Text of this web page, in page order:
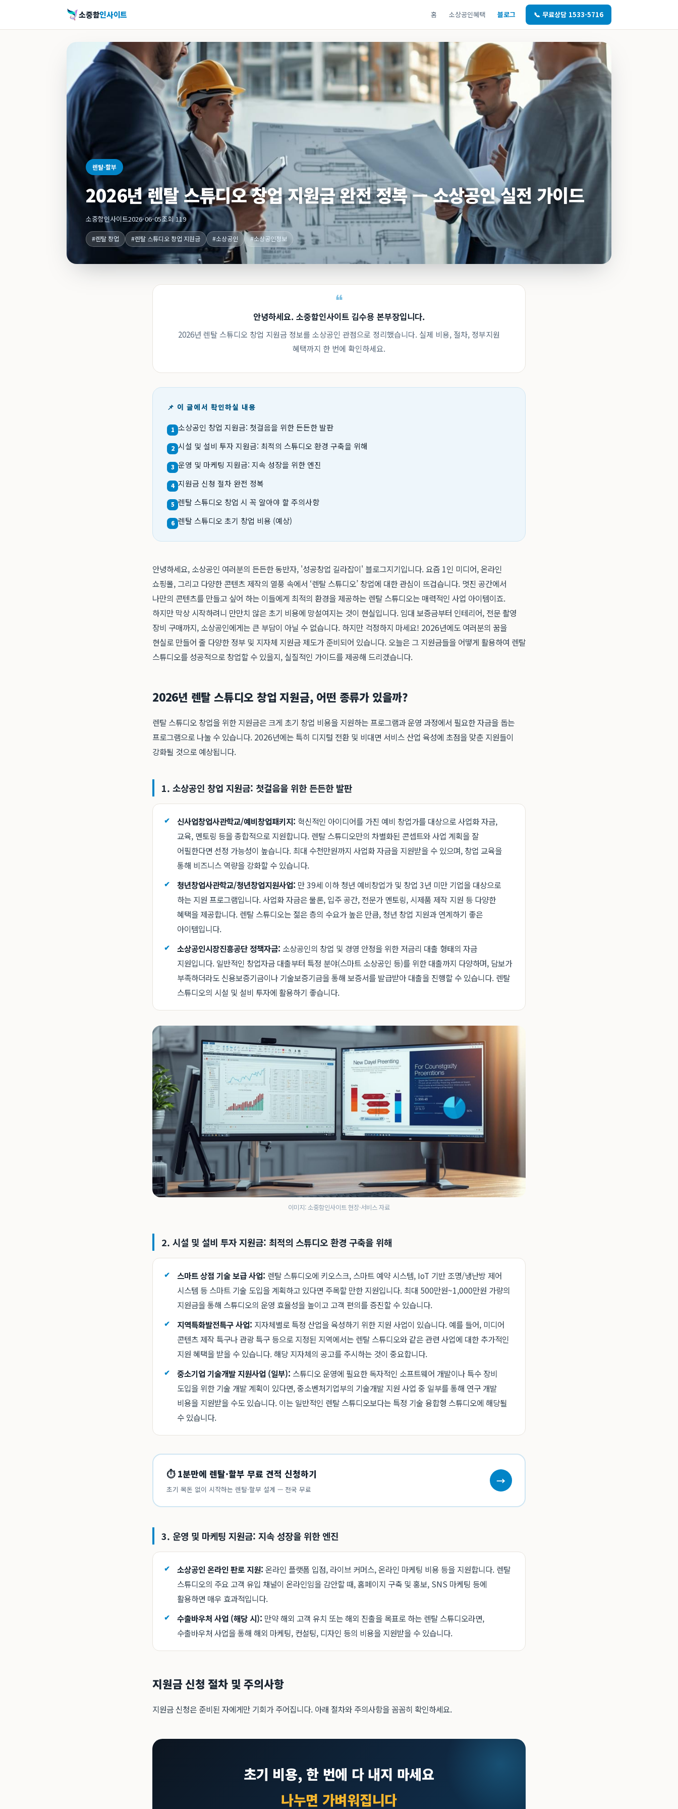
소중함인사이트 홈 소상공인혜택 블로그 📞 무료상담 1533-5716
렌탈-할부
2026년 렌탈 스튜디오 창업 지원금 완전 정복 — 소상공인 실전 가이드
소중함인사이트2026-06-05조회 119
#렌탈 창업 #렌탈 스튜디오 창업 지원금 #소상공인 #소상공인정보
안녕하세요. 소중함인사이트 김수용 본부장입니다.
2026년 렌탈 스튜디오 창업 지원금 정보를 소상공인 관점으로 정리했습니다. 실제 비용, 절차, 정부지원
혜택까지 한 번에 확인하세요.
📌 이 글에서 확인하실 내용
1 소상공인 창업 지원금: 첫걸음을 위한 든든한 발판
2 시설 및 설비 투자 지원금: 최적의 스튜디오 환경 구축을 위해
3 운영 및 마케팅 지원금: 지속 성장을 위한 엔진
4 지원금 신청 절차 완전 정복
5 렌탈 스튜디오 창업 시 꼭 알아야 할 주의사항
6 렌탈 스튜디오 초기 창업 비용 (예상)
안녕하세요, 소상공인 여러분의 든든한 동반자, '성공창업 길라잡이' 블로그지기입니다. 요즘 1인 미디어, 온라인
쇼핑몰, 그리고 다양한 콘텐츠 제작의 열풍 속에서 ‘렌탈 스튜디오’ 창업에 대한 관심이 뜨겁습니다. 멋진 공간에서
나만의 콘텐츠를 만들고 싶어 하는 이들에게 최적의 환경을 제공하는 렌탈 스튜디오는 매력적인 사업 아이템이죠.
하지만 막상 시작하려니 만만치 않은 초기 비용에 망설여지는 것이 현실입니다. 임대 보증금부터 인테리어, 전문 촬영
장비 구매까지, 소상공인에게는 큰 부담이 아닐 수 없습니다. 하지만 걱정하지 마세요! 2026년에도 여러분의 꿈을
현실로 만들어 줄 다양한 정부 및 지자체 지원금 제도가 준비되어 있습니다. 오늘은 그 지원금들을 어떻게 활용하여 렌탈
스튜디오를 성공적으로 창업할 수 있을지, 실질적인 가이드를 제공해 드리겠습니다.
2026년 렌탈 스튜디오 창업 지원금, 어떤 종류가 있을까?
렌탈 스튜디오 창업을 위한 지원금은 크게 초기 창업 비용을 지원하는 프로그램과 운영 과정에서 필요한 자금을 돕는
프로그램으로 나눌 수 있습니다. 2026년에는 특히 디지털 전환 및 비대면 서비스 산업 육성에 초점을 맞춘 지원들이
강화될 것으로 예상됩니다.
1. 소상공인 창업 지원금: 첫걸음을 위한 든든한 발판
신사업창업사관학교/예비창업패키지: 혁신적인 아이디어를 가진 예비 창업가를 대상으로 사업화 자금,
교육, 멘토링 등을 종합적으로 지원합니다. 렌탈 스튜디오만의 차별화된 콘셉트와 사업 계획을 잘
어필한다면 선정 가능성이 높습니다. 최대 수천만원까지 사업화 자금을 지원받을 수 있으며, 창업 교육을
통해 비즈니스 역량을 강화할 수 있습니다.
청년창업사관학교/청년창업지원사업: 만 39세 이하 청년 예비창업가 및 창업 3년 미만 기업을 대상으로
하는 지원 프로그램입니다. 사업화 자금은 물론, 입주 공간, 전문가 멘토링, 시제품 제작 지원 등 다양한
혜택을 제공합니다. 렌탈 스튜디오는 젊은 층의 수요가 높은 만큼, 청년 창업 지원과 연계하기 좋은
아이템입니다.
소상공인시장진흥공단 정책자금: 소상공인의 창업 및 경영 안정을 위한 저금리 대출 형태의 자금
지원입니다. 일반적인 창업자금 대출부터 특정 분야(스마트 소상공인 등)를 위한 대출까지 다양하며, 담보가
부족하더라도 신용보증기금이나 기술보증기금을 통해 보증서를 발급받아 대출을 진행할 수 있습니다. 렌탈
스튜디오의 시설 및 설비 투자에 활용하기 좋습니다.
이미지: 소중함인사이트 현장·서비스 자료
2. 시설 및 설비 투자 지원금: 최적의 스튜디오 환경 구축을 위해
스마트 상점 기술 보급 사업: 렌탈 스튜디오에 키오스크, 스마트 예약 시스템, IoT 기반 조명/냉난방 제어
시스템 등 스마트 기술 도입을 계획하고 있다면 주목할 만한 지원입니다. 최대 500만원~1,000만원 가량의
지원금을 통해 스튜디오의 운영 효율성을 높이고 고객 편의를 증진할 수 있습니다.
지역특화발전특구 사업: 지자체별로 특정 산업을 육성하기 위한 지원 사업이 있습니다. 예를 들어, 미디어
콘텐츠 제작 특구나 관광 특구 등으로 지정된 지역에서는 렌탈 스튜디오와 같은 관련 사업에 대한 추가적인
지원 혜택을 받을 수 있습니다. 해당 지자체의 공고를 주시하는 것이 중요합니다.
중소기업 기술개발 지원사업 (일부): 스튜디오 운영에 필요한 독자적인 소프트웨어 개발이나 특수 장비
도입을 위한 기술 개발 계획이 있다면, 중소벤처기업부의 기술개발 지원 사업 중 일부를 통해 연구 개발
비용을 지원받을 수도 있습니다. 이는 일반적인 렌탈 스튜디오보다는 특정 기술 융합형 스튜디오에 해당될
수 있습니다.
⏱ 1분만에 렌탈·할부 무료 견적 신청하기
초기 목돈 없이 시작하는 렌탈·할부 설계 — 전국 무료
→
3. 운영 및 마케팅 지원금: 지속 성장을 위한 엔진
소상공인 온라인 판로 지원: 온라인 플랫폼 입점, 라이브 커머스, 온라인 마케팅 비용 등을 지원합니다. 렌탈
스튜디오의 주요 고객 유입 채널이 온라인임을 감안할 때, 홈페이지 구축 및 홍보, SNS 마케팅 등에
활용하면 매우 효과적입니다.
수출바우처 사업 (해당 시): 만약 해외 고객 유치 또는 해외 진출을 목표로 하는 렌탈 스튜디오라면,
수출바우처 사업을 통해 해외 마케팅, 컨설팅, 디자인 등의 비용을 지원받을 수 있습니다.
지원금 신청 절차 및 주의사항
지원금 신청은 준비된 자에게만 기회가 주어집니다. 아래 절차와 주의사항을 꼼꼼히 확인하세요.
초기 비용, 한 번에 다 내지 마세요
나누면 가벼워집니다